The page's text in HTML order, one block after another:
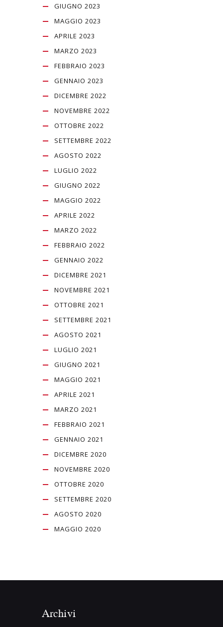
GIUGNO 2023
MAGGIO 2023
APRILE 2023
MARZO 2023
FEBBRAIO 2023
GENNAIO 2023
DICEMBRE 2022
NOVEMBRE 2022
OTTOBRE 2022
SETTEMBRE 2022
AGOSTO 2022
LUGLIO 2022
GIUGNO 2022
MAGGIO 2022
APRILE 2022
MARZO 2022
FEBBRAIO 2022
GENNAIO 2022
DICEMBRE 2021
NOVEMBRE 2021
OTTOBRE 2021
SETTEMBRE 2021
AGOSTO 2021
LUGLIO 2021
GIUGNO 2021
MAGGIO 2021
APRILE 2021
MARZO 2021
FEBBRAIO 2021
GENNAIO 2021
DICEMBRE 2020
NOVEMBRE 2020
OTTOBRE 2020
SETTEMBRE 2020
AGOSTO 2020
MAGGIO 2020
Archivi